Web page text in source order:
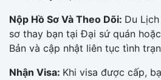
Nộp Hồ Sơ Và Theo Dõi: Du
sơ thay bạn tại Đại sứ quán
Bản và cập nhật liên tục tình
Nhận Visa: Khi visa được cấp,